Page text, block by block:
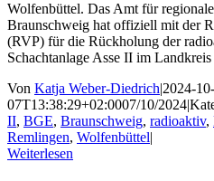
Wolfenbüttel. Das Amt für
Braunschweig hat offiziell mit der
(RVP) für die Rückholung der
Schachtanlage Asse II im
Von Katja Weber-Diedrich|2024-10-
07T13:38:29+02:0007/10/2024|
II, BGE, Braunschweig, radioaktiv,
Remlingen, Wolfenbüttel|
Weiterlesen